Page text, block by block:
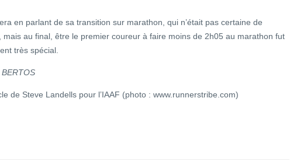
en parlant de sa transition sur marathon, qui n’était pas certaine de
mais au final, être le premier coureur à faire moins de 2h05 au marathon fut
très spécial.
de Steve Landells pour l’IAAF (photo : www.runnerstribe.com)